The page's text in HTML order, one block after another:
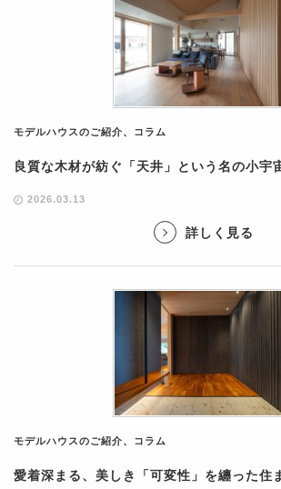
モデルハウスのご紹介、 コラム
良質な木材が紡ぐ「天井」という名の小宇
2026.03.13
詳しく見る
モデルハウスのご紹介、 コラム
愛着深まる、美しき「可変性」を纏った住